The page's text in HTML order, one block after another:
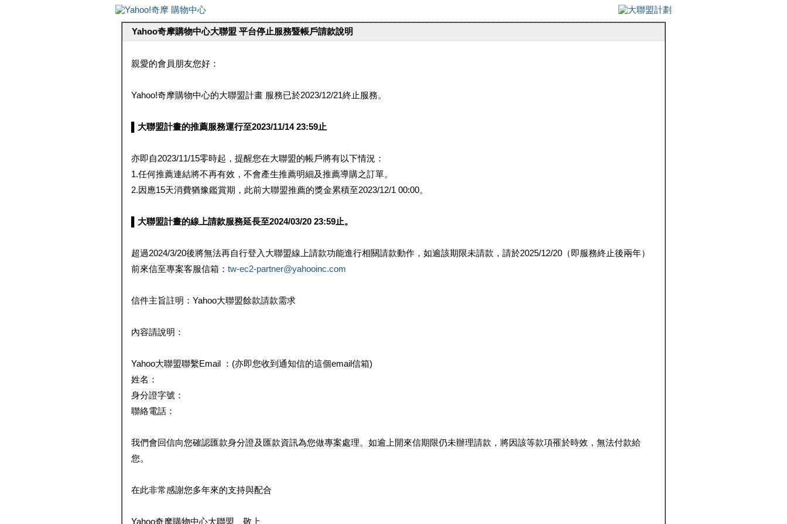
Yahoo奇摩購物中心大聯盟 平台停止服務暨帳戶請款說明
親愛的會員朋友您好：
Yahoo!奇摩購物中心的大聯盟計畫 服務已於2023/12/21終止服務。
▌大聯盟計畫的推薦服務運行至2023/11/14 23:59止
亦即自2023/11/15零時起，提醒您在大聯盟的帳戶將有以下情況：
1.任何推薦連結將不再有效，不會產生推薦明細及推薦導購之訂單。
2.因應15天消費猶豫鑑賞期，此前大聯盟推薦的獎金累積至2023/12/1 00:00。
▌大聯盟計畫的線上請款服務延長至2024/03/20 23:59止。
超過2024/3/20後將無法再自行登入大聯盟線上請款功能進行相關請款動作，如逾該期限未請款，請於2025/12/20（即服務終止後兩年）
前來信至專案客服信箱： tw-ec2-partner@yahooinc.com
信件主旨註明：Yahoo大聯盟餘款請款需求
內容請說明：
Yahoo大聯盟聯繫Email ：(亦即您收到通知信的這個email信箱)
姓名：
身分證字號：
聯絡電話：
我們會回信向您確認匯款身分證及匯款資訊為您做專案處理。如逾上開來信期限仍未辦理請款，將因該等款項罹於時效，無法付款給
您。
在此非常感謝您多年來的支持與配合
Yahoo奇摩購物中心大聯盟 敬上